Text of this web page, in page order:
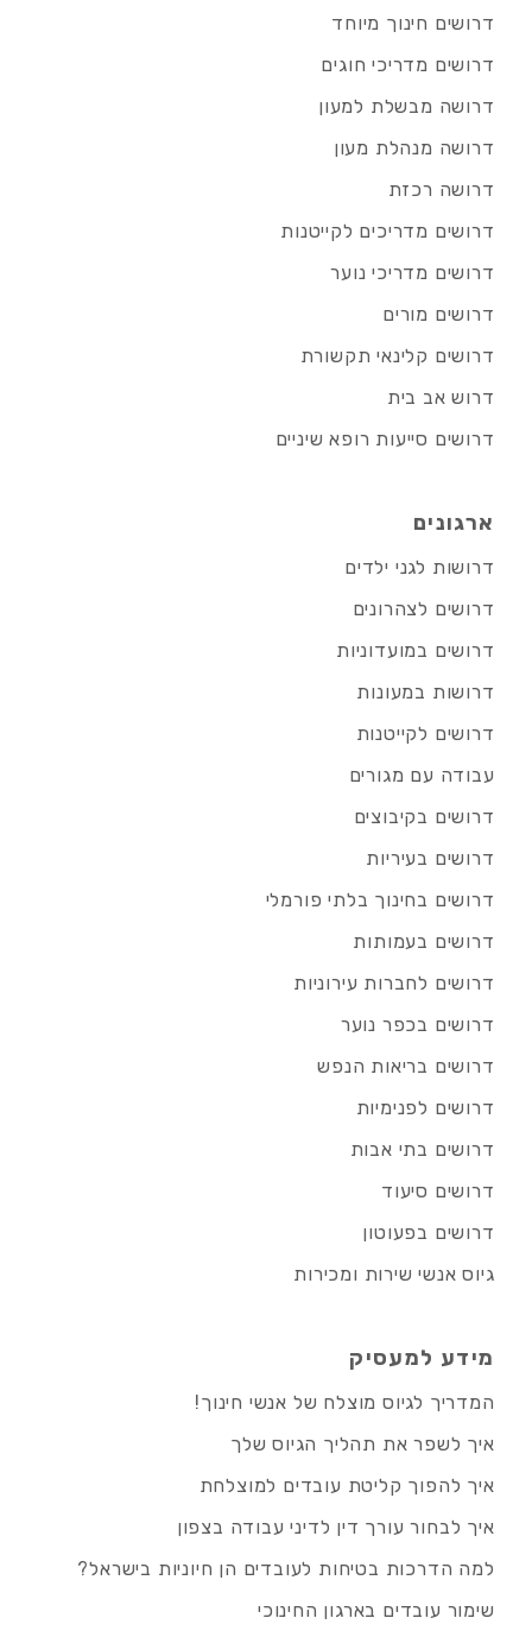
דרושים חינוך מיוחד
דרושים מדריכי חוגים
דרושה מבשלת למעון
דרושה מנהלת מעון
דרושה רכזת
דרושים מדריכים לקייטנות
דרושים מדריכי נוער
דרושים מורים
דרושים קלינאי תקשורת
דרוש אב בית
דרושים סייעות רופא שיניים
ארגונים
דרושות לגני ילדים
דרושים לצהרונים
דרושים במועדוניות
דרושות במעונות
דרושים לקייטנות
עבודה עם מגורים
דרושים בקיבוצים
דרושים בעיריות
דרושים בחינוך בלתי פורמלי
דרושים בעמותות
דרושים לחברות עירוניות
דרושים בכפר נוער
דרושים בריאות הנפש
דרושים לפנימיות
דרושים בתי אבות
דרושים סיעוד
דרושים בפעוטון
גיוס אנשי שירות ומכירות
מידע למעסיק
המדריך לגיוס מוצלח של אנשי חינוך!
איך לשפר את תהליך הגיוס שלך
איך להפוך קליטת עובדים למוצלחת
איך לבחור עורך דין לדיני עבודה בצפון
למה הדרכות בטיחות לעובדים הן חיוניות בישראל?
שימור עובדים בארגון החינוכי